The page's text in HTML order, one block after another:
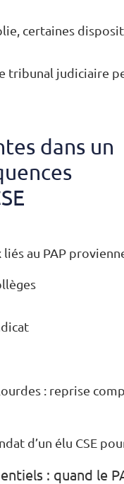
certaines
tribunal judiciaire
dans un
au PAP
: reprise
d’un élu CSE
: quand le